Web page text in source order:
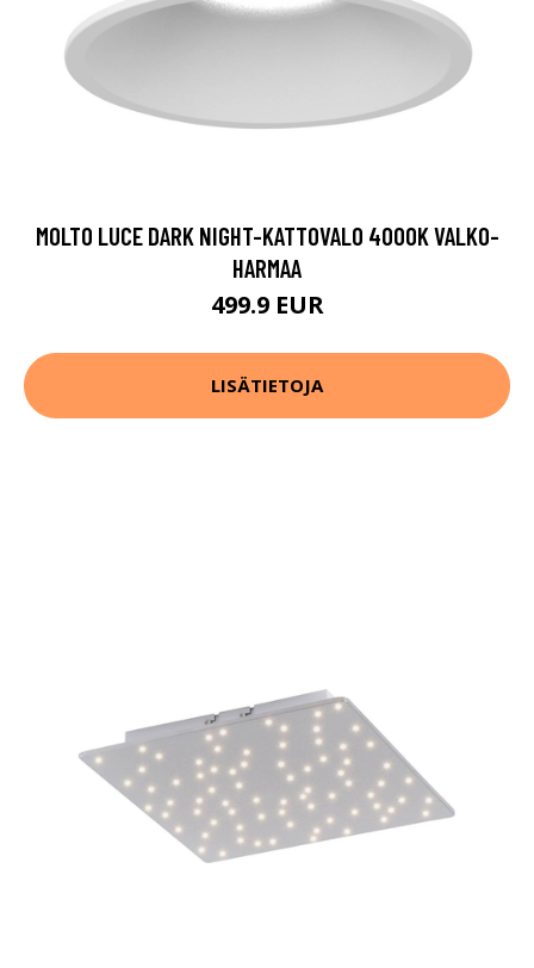
MOLTO LUCE DARK NIGHT-KATTOVALO 4000K VALKO-
HARMAA
499.9 EUR
LISÄTIETOJA